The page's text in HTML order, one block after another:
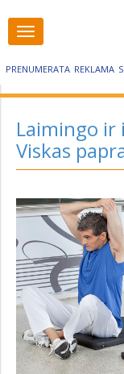
PRENUMERATA REKLAMA
Visos
kategorijos
Laimingo ir
Viskas
Visos
kategorijos